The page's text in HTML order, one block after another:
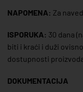
NAPOMENA: Za
ISPORUKA: 30 dana
biti i kraći i duži
dostupnosti
DOKUMENTACIJA